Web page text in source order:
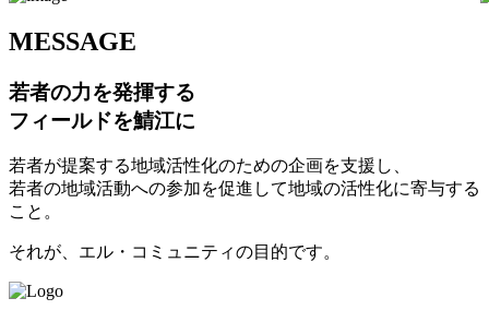
MESSAGE
若者の力を発揮する
フィールドを鯖江に
若者が提案する地域活性化のための企画を支援し、
若者の地域活動への参加を促進して地域の活性化に寄与する
こと。
それが、エル・コミュニティの目的です。